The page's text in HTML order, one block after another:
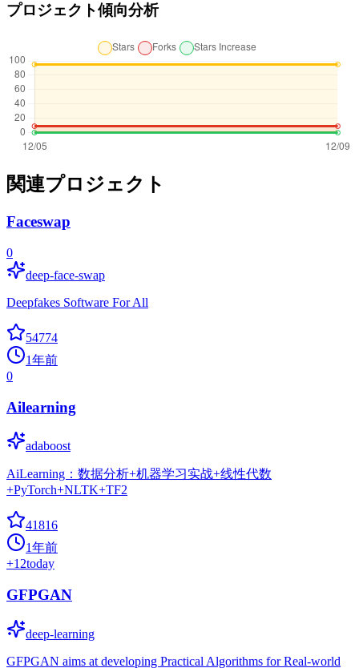
プロジェクト傾向分析
関連プロジェクト
Faceswap
0
deep-face-swap
Deepfakes Software For All
54774
1年前
0
Ailearning
adaboost
AiLearning：数据分析+机器学习实战+线性代数
+PyTorch+NLTK+TF2
41816
1年前
+12today
GFPGAN
deep-learning
GFPGAN aims at developing Practical Algorithms for Real-world